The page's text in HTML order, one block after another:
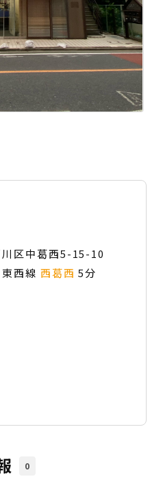
川区中葛西5-15-10
西線 西葛西 5分
0